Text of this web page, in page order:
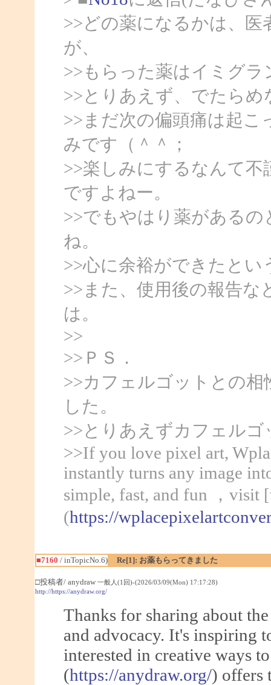
>>どの薬になるかは、
が、
>>もらった薬はイミグラ
>>とりあえず、でたら
>>まだ次の偏頭痛は起
みです（＾＾；
>>楽しみにするなんて
ですよねー。
>>でもやはり薬がある
ね。
>>心に余裕ができたとい
>>また、使用後の報告
は。
>>
>>ＰＳ．
>>カフェルゴットとの
した。
>>とりあえずカフェル
>>If you love pixel art,
instantly turns any image
simple, fast, and fun ，visit
(https://
■7160 / inTopicNo.6) Re[1]: お薬もらってきました
□投稿者/ anydraw 一般人(1回)-(2026/03/09(Mon) 17:17:28)
http://https://anydraw.org/
Thanks for sharing about
and advocacy. It's inspiring
interested in creative ways
(https://anydraw.org/) offers